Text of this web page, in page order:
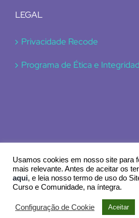
LEGAL
Privacidade Recode
Programa de Ética e
© 2024 Recode
FacebookInstagram
Usamos cookies em nosso site para
mais relevante. Antes de aceitar os
aqui, e leia nosso termo de uso do
Curso e Comunidade, na íntegra.
Configuração de Cookie Aceitar